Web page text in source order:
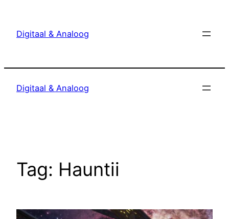
Digitaal & Analoog
Digitaal & Analoog
Tag: Hauntii